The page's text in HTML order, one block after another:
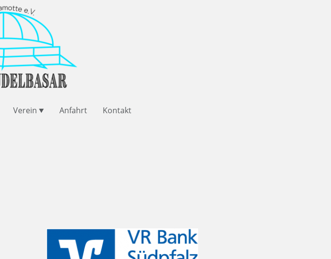
Verein Anfahrt Kontakt